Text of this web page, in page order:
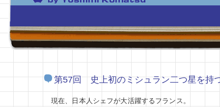
第57回 史上初のミシュラン二つ星を持
現在、日本人シェフが大活躍するフランス。